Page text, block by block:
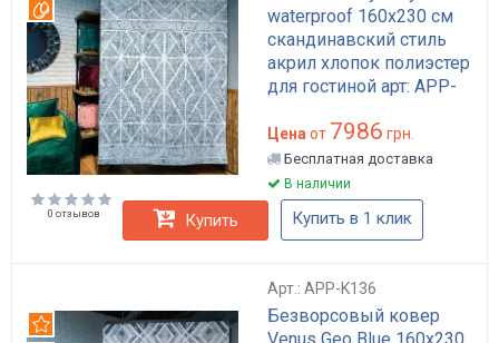
waterproof 160x230 см
скандинавский стиль
акрил хлопок полиэстер
для гостиной арт: APP-
Вотерпруф
Цена от 7986 грн.
Бесплатная доставка
В наличии
0 отзывов Купить Купить в 1 клик
Арт.: APP-K136
Безворсовый ковер
Venus Geo Blue 160x230
Рекомендуем